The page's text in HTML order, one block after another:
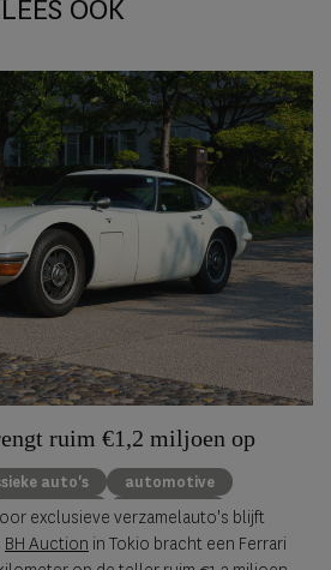
LEES OOK
ruim €1,2 miljoen op
auto's
automotive
Alfa Romeo BH Auction
exclusieve verzamelauto's blijft
BH Auction in Tokio bracht een Ferrari